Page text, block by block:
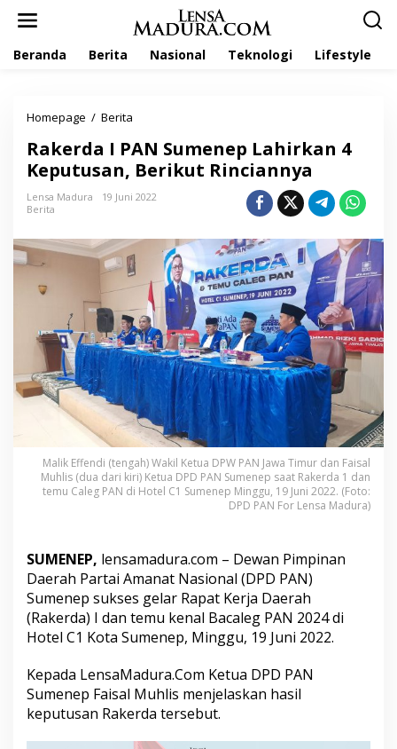
Beranda Berita Nasional Teknologi Lifestyle
Homepage / Berita
k
e
r
d
P
A
N
S
u
m
e
n
e
p
L
a
h
i
r
k
a
e
p
u
t
u
s
n
,
B
e
r
Rakerda I PAN Sumenep Lahirkan 4
Keputusan, Berikut Rinciannya
Lensa Madura
19 Juni 2022
Berita
Malik Effendi (tengah) Wakil Ketua DPW PAN Jawa Timur dan Faisal
Muhlis (dua dari kiri) Ketua DPD PAN Sumenep saat Rakerda 1 dan
temu Caleg PAN di Hotel C1 Sumenep Minggu, 19 Juni 2022. (Foto:
DPD PAN For Lensa Madura)
SUMENEP, lensamadura.com – Dewan Pimpinan
Daerah Partai Amanat Nasional (DPD PAN)
Sumenep sukses gelar Rapat Kerja Daerah
(Rakerda) I dan temu kenal Bacaleg PAN 2024 di
Hotel C1 Kota Sumenep, Minggu, 19 Juni 2022.
Kepada LensaMadura.Com Ketua DPD PAN
Sumenep Faisal Muhlis menjelaskan hasil
keputusan Rakerda tersebut.